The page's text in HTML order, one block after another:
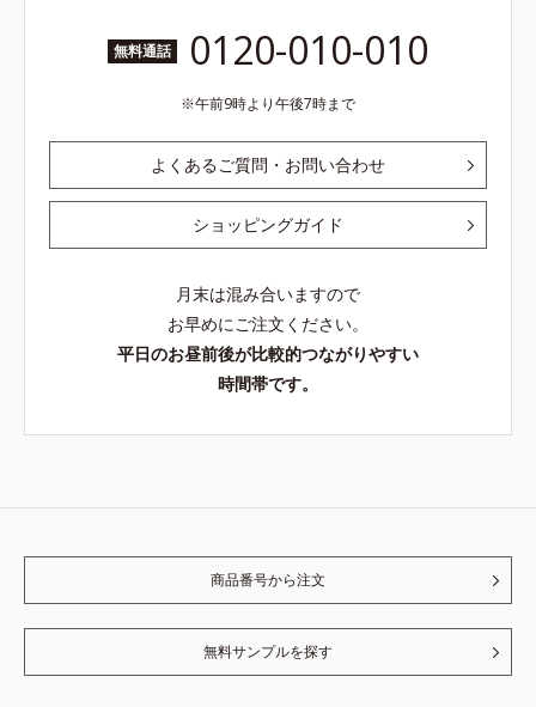
無料通話 0120-010-010
午前9時より午後7時まで
よくあるご質問・お問い合わせ
ショッピングガイド
月末は混み合いますので
お早めにご注文ください。
平日のお昼前後が比較的つながりやすい
時間帯です。
商品番号から注文
無料サンプルを探す